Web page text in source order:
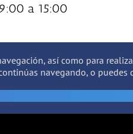
a 15:00
así como para
navegando, o